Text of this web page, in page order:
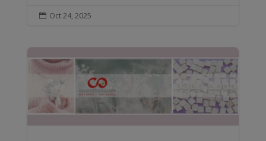
 Oct 24, 2025